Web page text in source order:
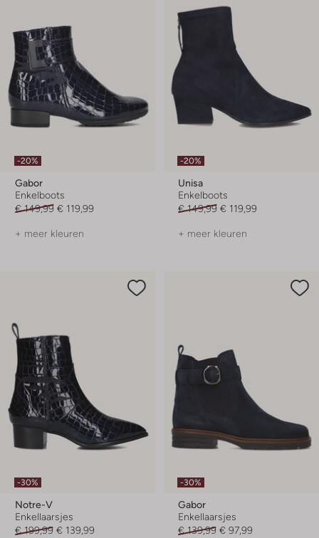
-20%
Gabor
Enkelboots
€ 149,99 € 119,99
+ meer kleuren
-20%
Unisa
Enkelboots
€ 149,99 € 119,99
+ meer kleuren
-30%
Notre-V
Enkellaarsjes
€ 199,99 € 139,99
-30%
Gabor
Enkellaarsjes
€ 139,99 € 97,99